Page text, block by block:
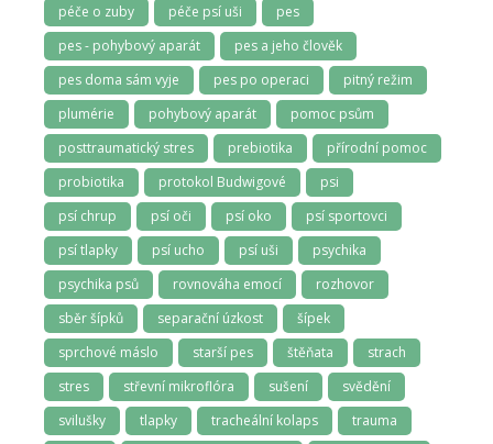
péče o zuby
péče psí uši
pes
pes - pohybový aparát
pes a jeho člověk
pes doma sám vyje
pes po operaci
pitný režim
plumérie
pohybový aparát
pomoc psům
posttraumatický stres
prebiotika
přírodní pomoc
probiotika
protokol Budwigové
psi
psí chrup
psí oči psí oko
psí sportovci
psí tlapky
psí ucho psí uši
psychika
psychika psů
rovnováha emocí
rozhovor
sběr šípků
separační úzkost
šípek
sprchové máslo
starší pes štěňata
strach
stres
střevní mikroflóra sušení
svědění
svilušky
tlapky tracheální kolaps
trauma